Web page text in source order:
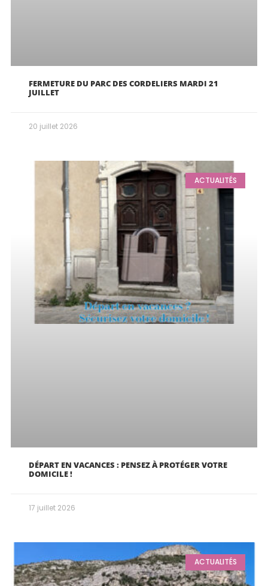
FERMETURE DU PARC DES CORDELIERS MARDI 21
JUILLET
20 juillet 2026
ACTUALITÉS
DÉPART EN VACANCES : PENSEZ À PROTÉGER VOTRE
DOMICILE !
17 juillet 2026
ACTUALITÉS